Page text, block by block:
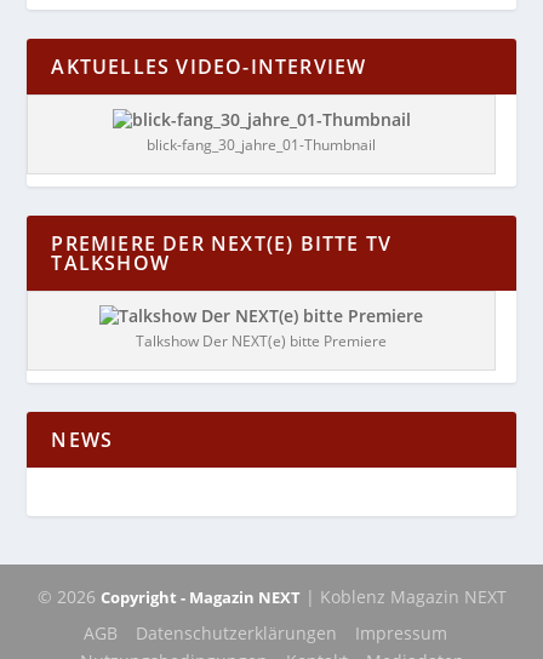
AKTUELLES VIDEO-INTERVIEW
blick-fang_30_jahre_01-Thumbnail
PREMIERE DER NEXT(E) BITTE TV
TALKSHOW
Talkshow Der NEXT(e) bitte Premiere
NEWS
© 2026 Copyright - Magazin NEXT| Koblenz Magazin NEXT
AGB
Datenschutzerklärungen
Impressum